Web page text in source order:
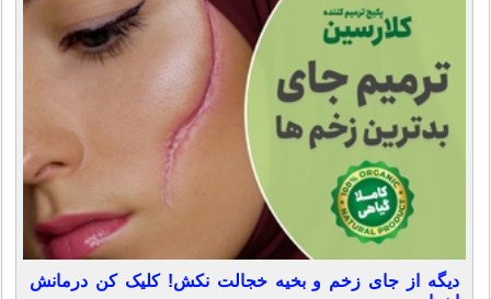
دیگه از جای زخم و بخیه خجالت نکش! کلیک کن درمانش